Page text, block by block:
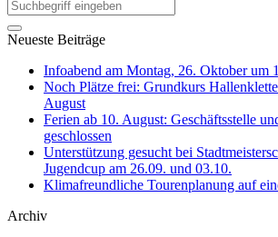
Neueste Beiträge
Infoabend am Montag, 26. Oktober um
Noch Plätze frei: Grundkurs
August
Ferien ab 10. August: Geschäftsstelle
geschlossen
Unterstützung gesucht bei
Jugendcup am 26.09. und 03.10.
Klimafreundliche Tourenplanung auf
Archiv